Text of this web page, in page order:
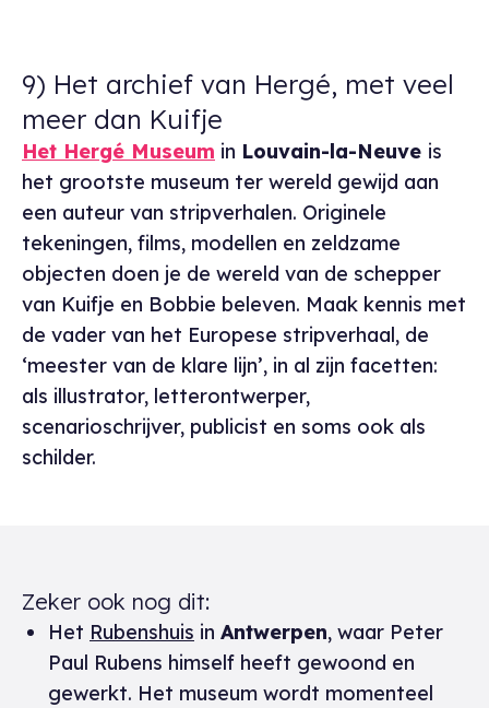
9) Het archief van Hergé, met veel
meer dan Kuifje
Het Hergé Museum in Louvain-la-Neuve is
het grootste museum ter wereld gewijd aan
een auteur van stripverhalen. Originele
tekeningen, films, modellen en zeldzame
objecten doen je de wereld van de schepper
van Kuifje en Bobbie beleven. Maak kennis met
de vader van het Europese stripverhaal, de
‘meester van de klare lijn’, in al zijn facetten:
als illustrator, letterontwerper,
scenarioschrijver, publicist en soms ook als
schilder.
Zeker ook nog dit:
Het Rubenshuis in Antwerpen, waar Peter
Paul Rubens himself heeft gewoond en
gewerkt. Het museum wordt momenteel